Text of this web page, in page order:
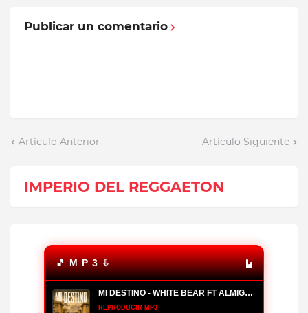
Publicar un comentario
Artículo Anterior Artículo Siguiente
IMPERIO DEL REGGAETON
🎵 M P 3 ⇩
MI DESTINO - WHITE BEAR FT ALMIGHTY, YOMO
REPRODUCIR MP3